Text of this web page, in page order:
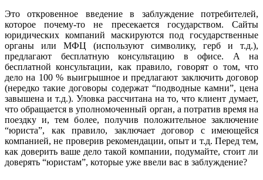
Это откровенное введение в заблуждение потребителей,
которое почему-то не пресекается государством. Сайты
юридических компаний маскируются под государственные
органы или МФЦ (используют символику, герб и т.д.),
предлагают бесплатную консультацию в офисе. А на
бесплатной консультации, как правило, говорят о том, что
дело на 100 % выигрышное и предлагают заключить договор
(нередко такие договоры содержат “подводные камни”, цена
завышена и т.д.). Уловка рассчитана на то, что клиент думает,
что обращается в уполномоченный орган, а потратив время на
поездку и, тем более, получив положительное заключение
“юриста”, как правило, заключает договор с имеющейся
компанией, не проверив рекомендации, опыт и т.д. Перед тем,
как доверить ваше дело такой компании, подумайте, стоит ли
доверять “юристам”, которые уже ввели вас в заблуждение?